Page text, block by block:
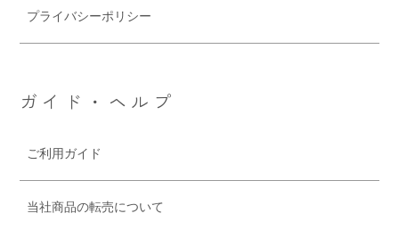
プライバシーポリシー
ガイド・ヘルプ
ご利用ガイド
当社商品の転売について